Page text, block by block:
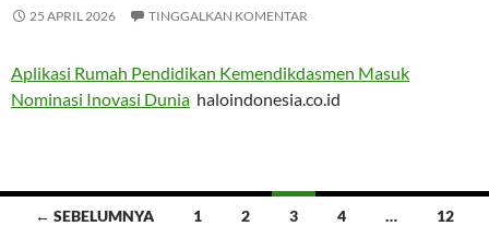
25 APRIL 2026 TINGGALKAN KOMENTAR
Aplikasi Rumah Pendidikan Kemendikdasmen Masuk
Nominasi Inovasi Dunia haloindonesia.co.id
Navigasi
← SEBELUMNYA 1 2 3 4 … 12